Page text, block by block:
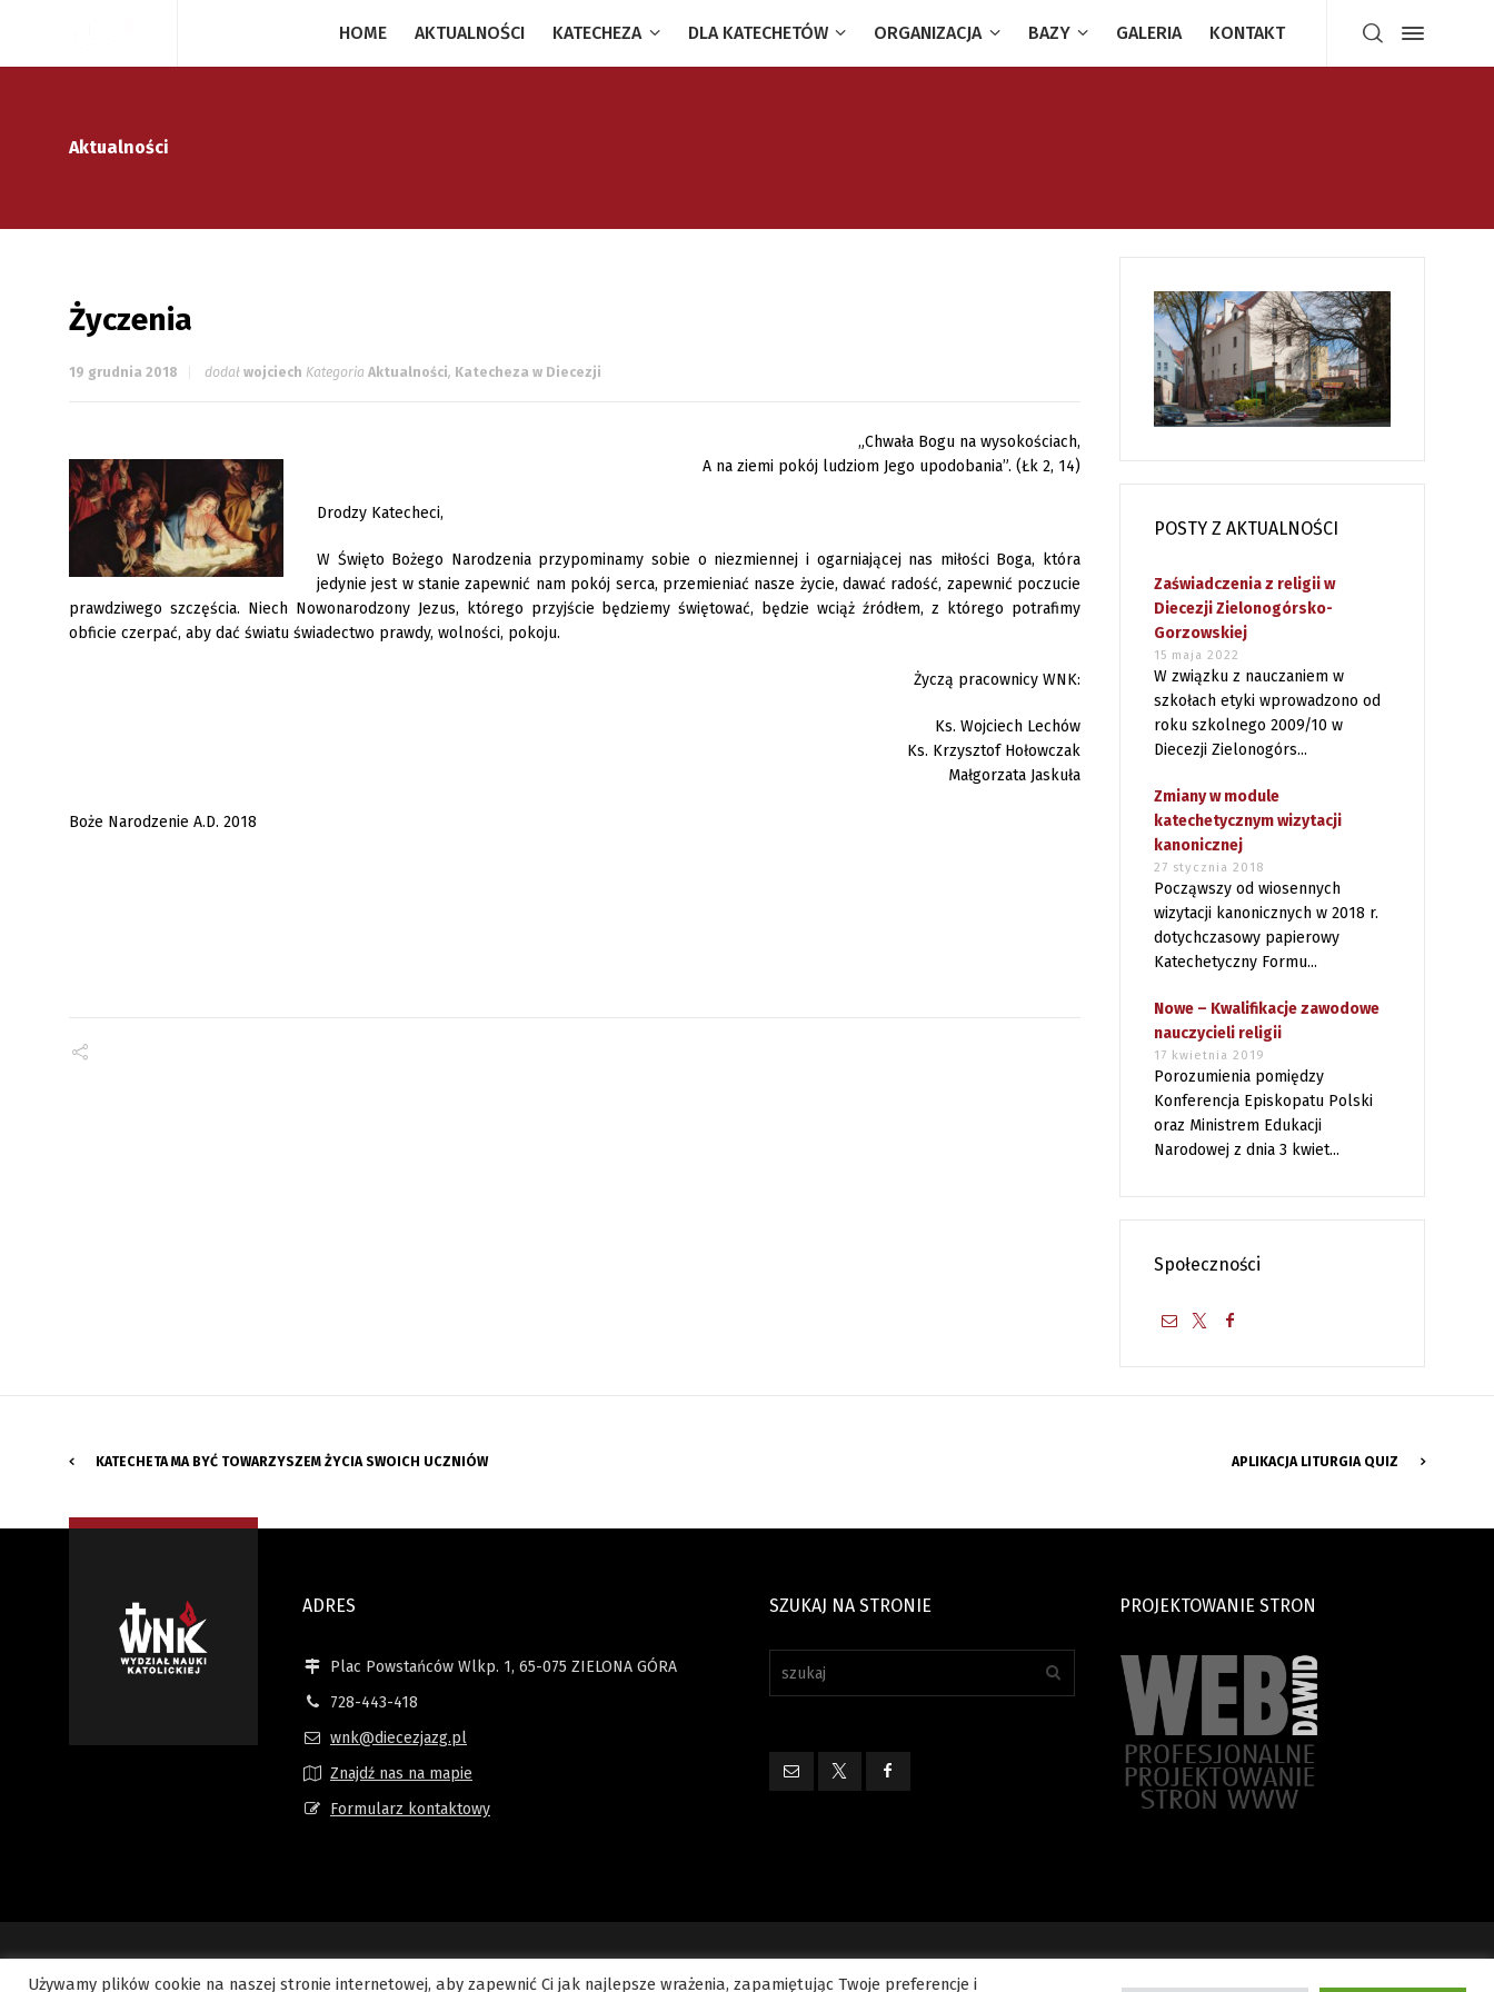
HOME AKTUALNOŚCI KATECHEZA DLA KATECHETÓW ORGANIZACJA BAZY GALERIA KONTAKT
Aktualności
Życzenia
19 grudnia 2018 dodał wojciech Kategoria Aktualności, Katecheza w Diecezji
„Chwała Bogu na wysokościach,
A na ziemi pokój ludziom Jego upodobania”. (Łk 2, 14)
Drodzy Katecheci,
W Święto Bożego Narodzenia przypominamy sobie o niezmiennej i ogarniającej nas miłości Boga, która
jedynie jest w stanie zapewnić nam pokój serca, przemieniać nasze życie, dawać radość, zapewnić poczucie
prawdziwego szczęścia. Niech Nowonarodzony Jezus, którego przyjście będziemy świętować, będzie wciąż źródłem, z którego potrafimy
obficie czerpać, aby dać światu świadectwo prawdy, wolności, pokoju.
Życzą pracownicy WNK:
Ks. Wojciech Lechów
Ks. Krzysztof Hołowczak
Małgorzata Jaskuła
Boże Narodzenie A.D. 2018
POSTY Z AKTUALNOŚCI
Zaświadczenia z religii w
Diecezji Zielonogórsko-
Gorzowskiej
15 maja 2022
W związku z nauczaniem w
szkołach etyki wprowadzono od
roku szkolnego 2009/10 w
Diecezji Zielonogórs...
Zmiany w module
katechetycznym wizytacji
kanonicznej
27 stycznia 2018
Począwszy od wiosennych
wizytacji kanonicznych w 2018 r.
dotychczasowy papierowy
Katechetyczny Formu...
Nowe – Kwalifikacje zawodowe
nauczycieli religii
17 kwietnia 2019
Porozumienia pomiędzy
Konferencja Episkopatu Polski
oraz Ministrem Edukacji
Narodowej z dnia 3 kwiet...
Społeczności
KATECHETA MA BYĆ TOWARZYSZEM ŻYCIA SWOICH UCZNIÓW APLIKACJA LITURGIA QUIZ
ADRES
Plac Powstańców Wlkp. 1, 65-075 ZIELONA GÓRA
728-443-418
wnk@diecezjazg.pl
Znajdź nas na mapie
Formularz kontaktowy
SZUKAJ NA STRONIE PROJEKTOWANIE STRON
Copyright © 2015 WYDZIAŁ NAUKI KATOLICKIEJ - Kuria Diecezjalna. Wszelkie prawa zastrzeżone. Polityka prywatności Kontakt
Używamy plików cookie na naszej stronie internetowej, aby zapewnić Ci jak najlepsze wrażenia, zapamiętując Twoje preferencje i